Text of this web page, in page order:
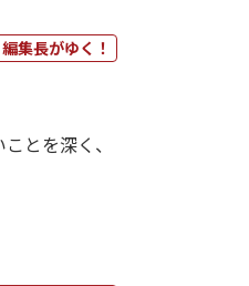
編集長がゆく！
とを深く、